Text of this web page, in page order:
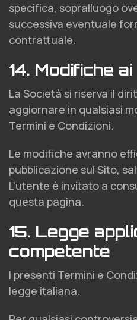
specifica, sopralluogo
successiva eventuale
contrattuale.
14. Modifiche
La Società si riserva il
aggiornare in qualsiasi
Termini e Condizioni.
Le modifiche avranno
pubblicazione sul Sito,
L’utente è invitato a
questa pagina.
15. Legge
competente
I presenti Termini e
legge italiana.